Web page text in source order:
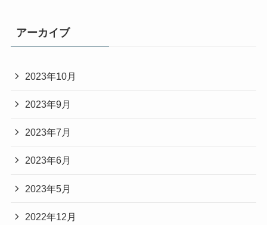
アーカイブ
2023年10月
2023年9月
2023年7月
2023年6月
2023年5月
2022年12月